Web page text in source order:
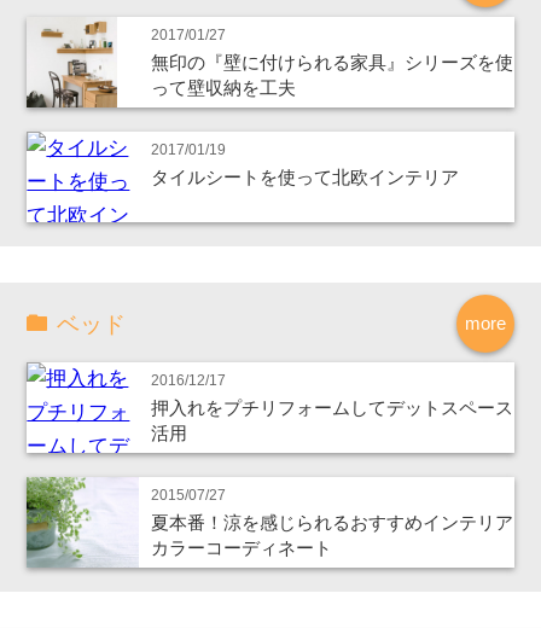
2017/01/27
無印の『壁に付けられる家具』シリーズを使
って壁収納を工夫
2017/01/19
タイルシートを使って北欧インテリア
more
ベッド
2016/12/17
押入れをプチリフォームしてデットスペース
活用
2015/07/27
夏本番！涼を感じられるおすすめインテリア
カラーコーディネート